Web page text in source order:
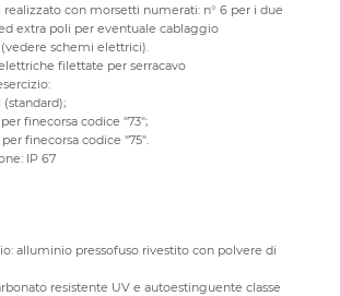
con morsetti numerati: n° 6 per i due
extra poli per eventuale cablaggio
schemi elettrici).
filettate per serracavo
(standard);
per finecorsa codice "73";
per finecorsa codice "75".
IP 67
alluminio pressofuso rivestito con polvere di
resistente UV e autoestinguente classe